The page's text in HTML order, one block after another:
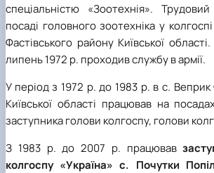
спеціальністю «Зоотехнія».
посаді головного зоотехніка у
Фастівського району Київської
липень 1972 р. проходив службу в армії.
У період з 1972 р. до 1983 р. в с. Веприк
Київської області працював на
заступника голови колгоспу, голови
З 1983 р. до 2007 р. працював
колгоспу «Україна» с. Почутки